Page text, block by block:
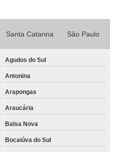
Santa Catarina São Paulo
Agudos do Sul
Antonina
Arapongas
Araucária
Balsa Nova
Bocaiúva do Sul